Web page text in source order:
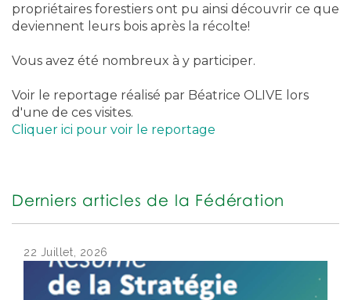
propriétaires forestiers ont pu ainsi découvrir ce que
deviennent leurs bois après la récolte!
Vous avez été nombreux à y participer.
Voir le reportage réalisé par Béatrice OLIVE lors
d'une de ces visites.
Cliquer ici pour voir le reportage
Derniers articles de la Fédération
22 Juillet, 2026